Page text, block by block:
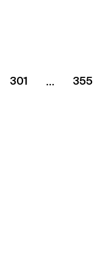
či The
301 355